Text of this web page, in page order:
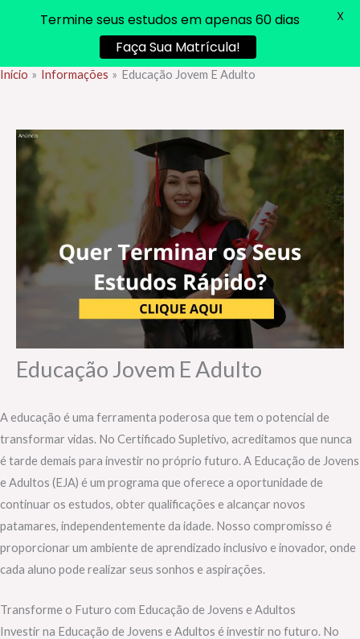
Ir
conteúdo
Início Informações Educação Jovem E Adulto
Educação Jovem E Adulto
A educação é uma ferramenta poderosa que tem o potencial de
transformar vidas. No Certificado Supletivo, acreditamos que nunca
é tarde demais para investir no próprio futuro. A Educação de Jovens
e Adultos (EJA) é um programa que oferece a oportunidade de
continuar os estudos, obter qualificações e alcançar novos
patamares, independentemente da idade. Nosso compromisso é
proporcionar um ambiente de aprendizado inclusivo e inovador, onde
cada aluno pode realizar seus sonhos e aspirações.
Transforme o Futuro com Educação de Jovens e Adultos
Investir na Educação de Jovens e Adultos é investir no futuro. No
Termine seus estudos em apenas 60 dias
Faça Sua Matrícula!
X